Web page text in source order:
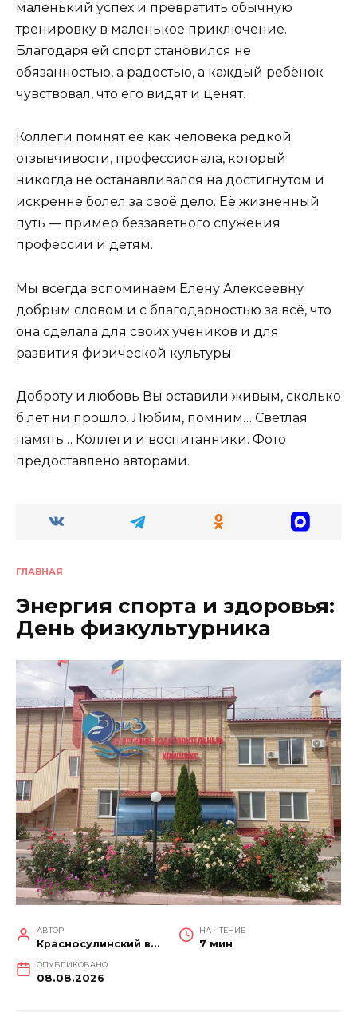
маленький успех и превратить обычную
тренировку в маленькое приключение.
Благодаря ей спорт становился не
обязанностью, а радостью, а каждый ребёнок
чувствовал, что его видят и ценят.
Коллеги помнят её как человека редкой
отзывчивости, профессионала, который
никогда не останавливался на достигнутом и
искренне болел за своё дело. Её жизненный
путь — пример беззаветного служения
профессии и детям.
Мы всегда вспоминаем Елену Алексеевну
добрым словом и с благодарностью за всё, что
она сделала для своих учеников и для
развития физической культуры.
Доброту и любовь Вы оставили живым, сколько
б лет ни прошло. Любим, помним… Светлая
память… Коллеги и воспитанники. Фото
предоставлено авторами.
ГЛАВНАЯ
Энергия спорта и здоровья:
День физкультурника
АВТОР
Красносулинский вестник
НА ЧТЕНИЕ
7 мин
ОПУБЛИКОВАНО
08.08.2026